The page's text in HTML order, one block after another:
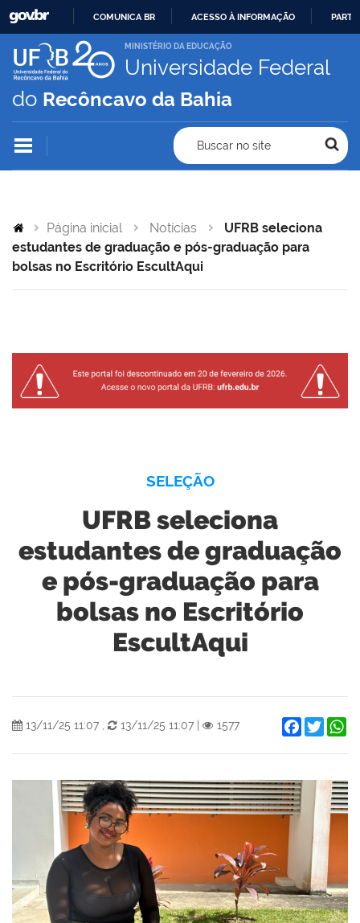
IR
PARA
CONTEÚDO
COMUNICA BR ACESSO À INFORMAÇÃO
MINISTÉRIO DA EDUCAÇÃO
Universidade Federal
do Recôncavo da Bahia
Buscar no site
Página inicial Notícias
UFRB seleciona
estudantes de graduação e pós-graduação para
bolsas no Escritório EscultAqui
SELEÇÃO
UFRB seleciona
estudantes de graduação
e pós-graduação para
bolsas no Escritório
EscultAqui
13/11/25 11:07 , 13/11/25 11:07 1577 Facebook
Twitter